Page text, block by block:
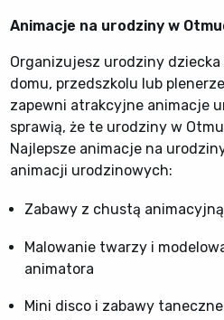
Animacje na urodziny w
Organizujesz urodziny
domu, przedszkolu lub
zapewni atrakcyjne animacje
sprawią, że te urodziny w
Najlepsze animacje na
animacji urodzinowych:
Zabawy z chustą
Malowanie twarzy i
animatora
Mini disco i zabawy